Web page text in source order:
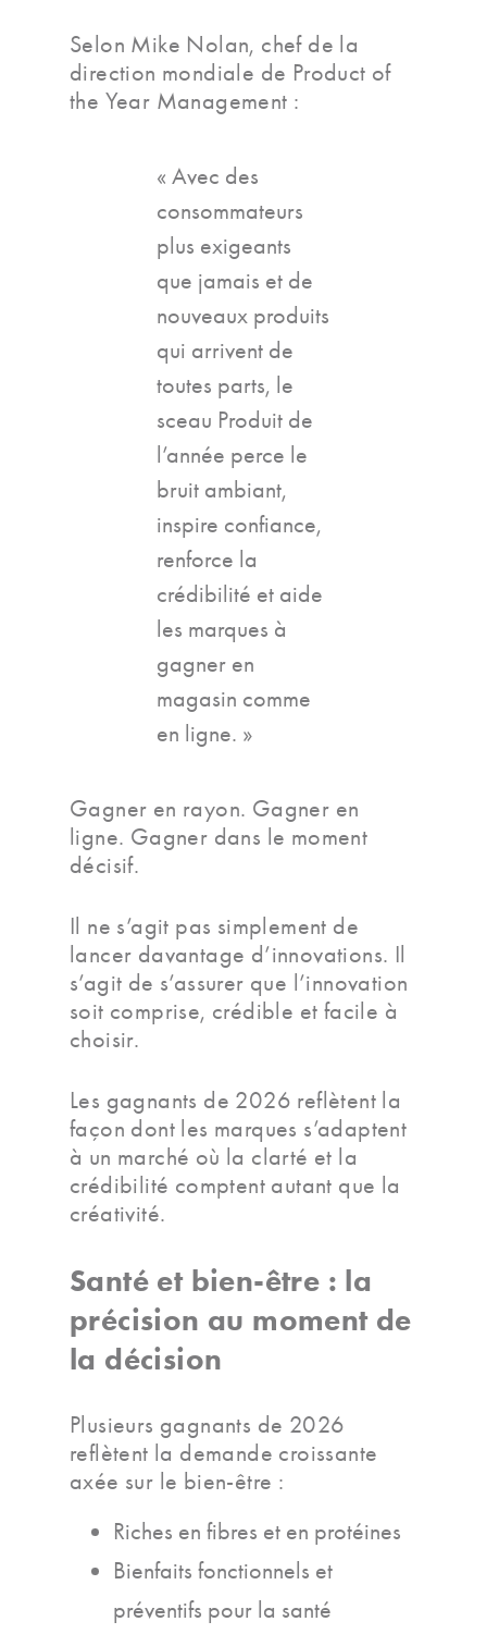
Selon Mike Nolan, chef de la
direction mondiale de Product of
the Year Management :
« Avec des
consommateurs
plus exigeants
que jamais et de
nouveaux produits
qui arrivent de
toutes parts, le
sceau Produit de
l’année perce le
bruit ambiant,
inspire confiance,
renforce la
crédibilité et aide
les marques à
gagner en
magasin comme
en ligne. »
Gagner en rayon. Gagner en
ligne. Gagner dans le moment
décisif.
Il ne s’agit pas simplement de
lancer davantage d’innovations. Il
s’agit de s’assurer que l’innovation
soit comprise, crédible et facile à
choisir.
Les gagnants de 2026 reflètent la
façon dont les marques s’adaptent
à un marché où la clarté et la
crédibilité comptent autant que la
créativité.
Santé et bien-être : la
précision au moment de
la décision
Plusieurs gagnants de 2026
reflètent la demande croissante
axée sur le bien-être :
Riches en fibres et en protéines
Bienfaits fonctionnels et
préventifs pour la santé